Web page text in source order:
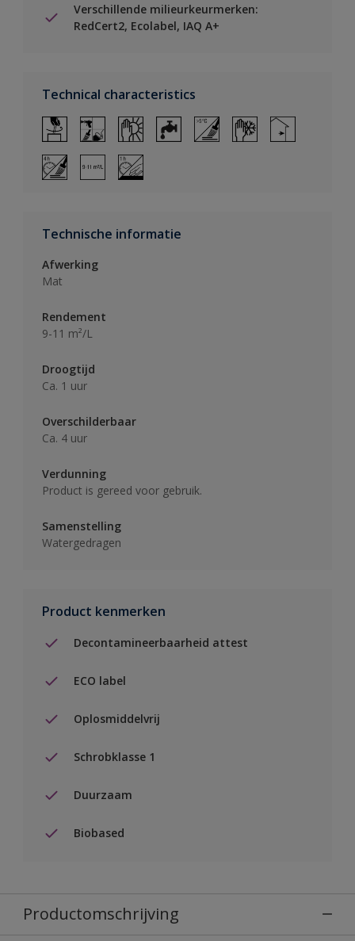
Verschillende milieurkeurmerken:
RedCert2, Ecolabel, IAQ A+
Technical characteristics
Technische informatie
Afwerking
Mat
Rendement
9-11 m²/L
Droogtijd
Ca. 1 uur
Overschilderbaar
Ca. 4 uur
Verdunning
Product is gereed voor gebruik.
Samenstelling
Watergedragen
Product kenmerken
Decontamineerbaarheid attest
ECO label
Oplosmiddelvrij
Schrobklasse 1
Duurzaam
Biobased
Productomschrijving